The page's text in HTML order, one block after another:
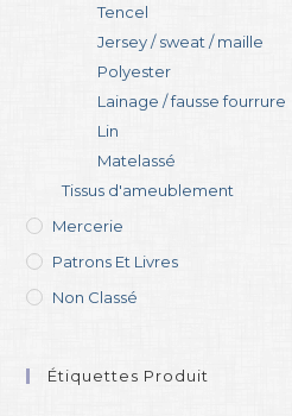
Tencel
Jersey / sweat / maille
Polyester
Lainage / fausse fourrure
Lin
Matelassé
Tissus d'ameublement
Mercerie
Patrons Et Livres
Non Classé
Étiquettes Produit